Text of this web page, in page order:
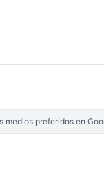
medios preferidos en